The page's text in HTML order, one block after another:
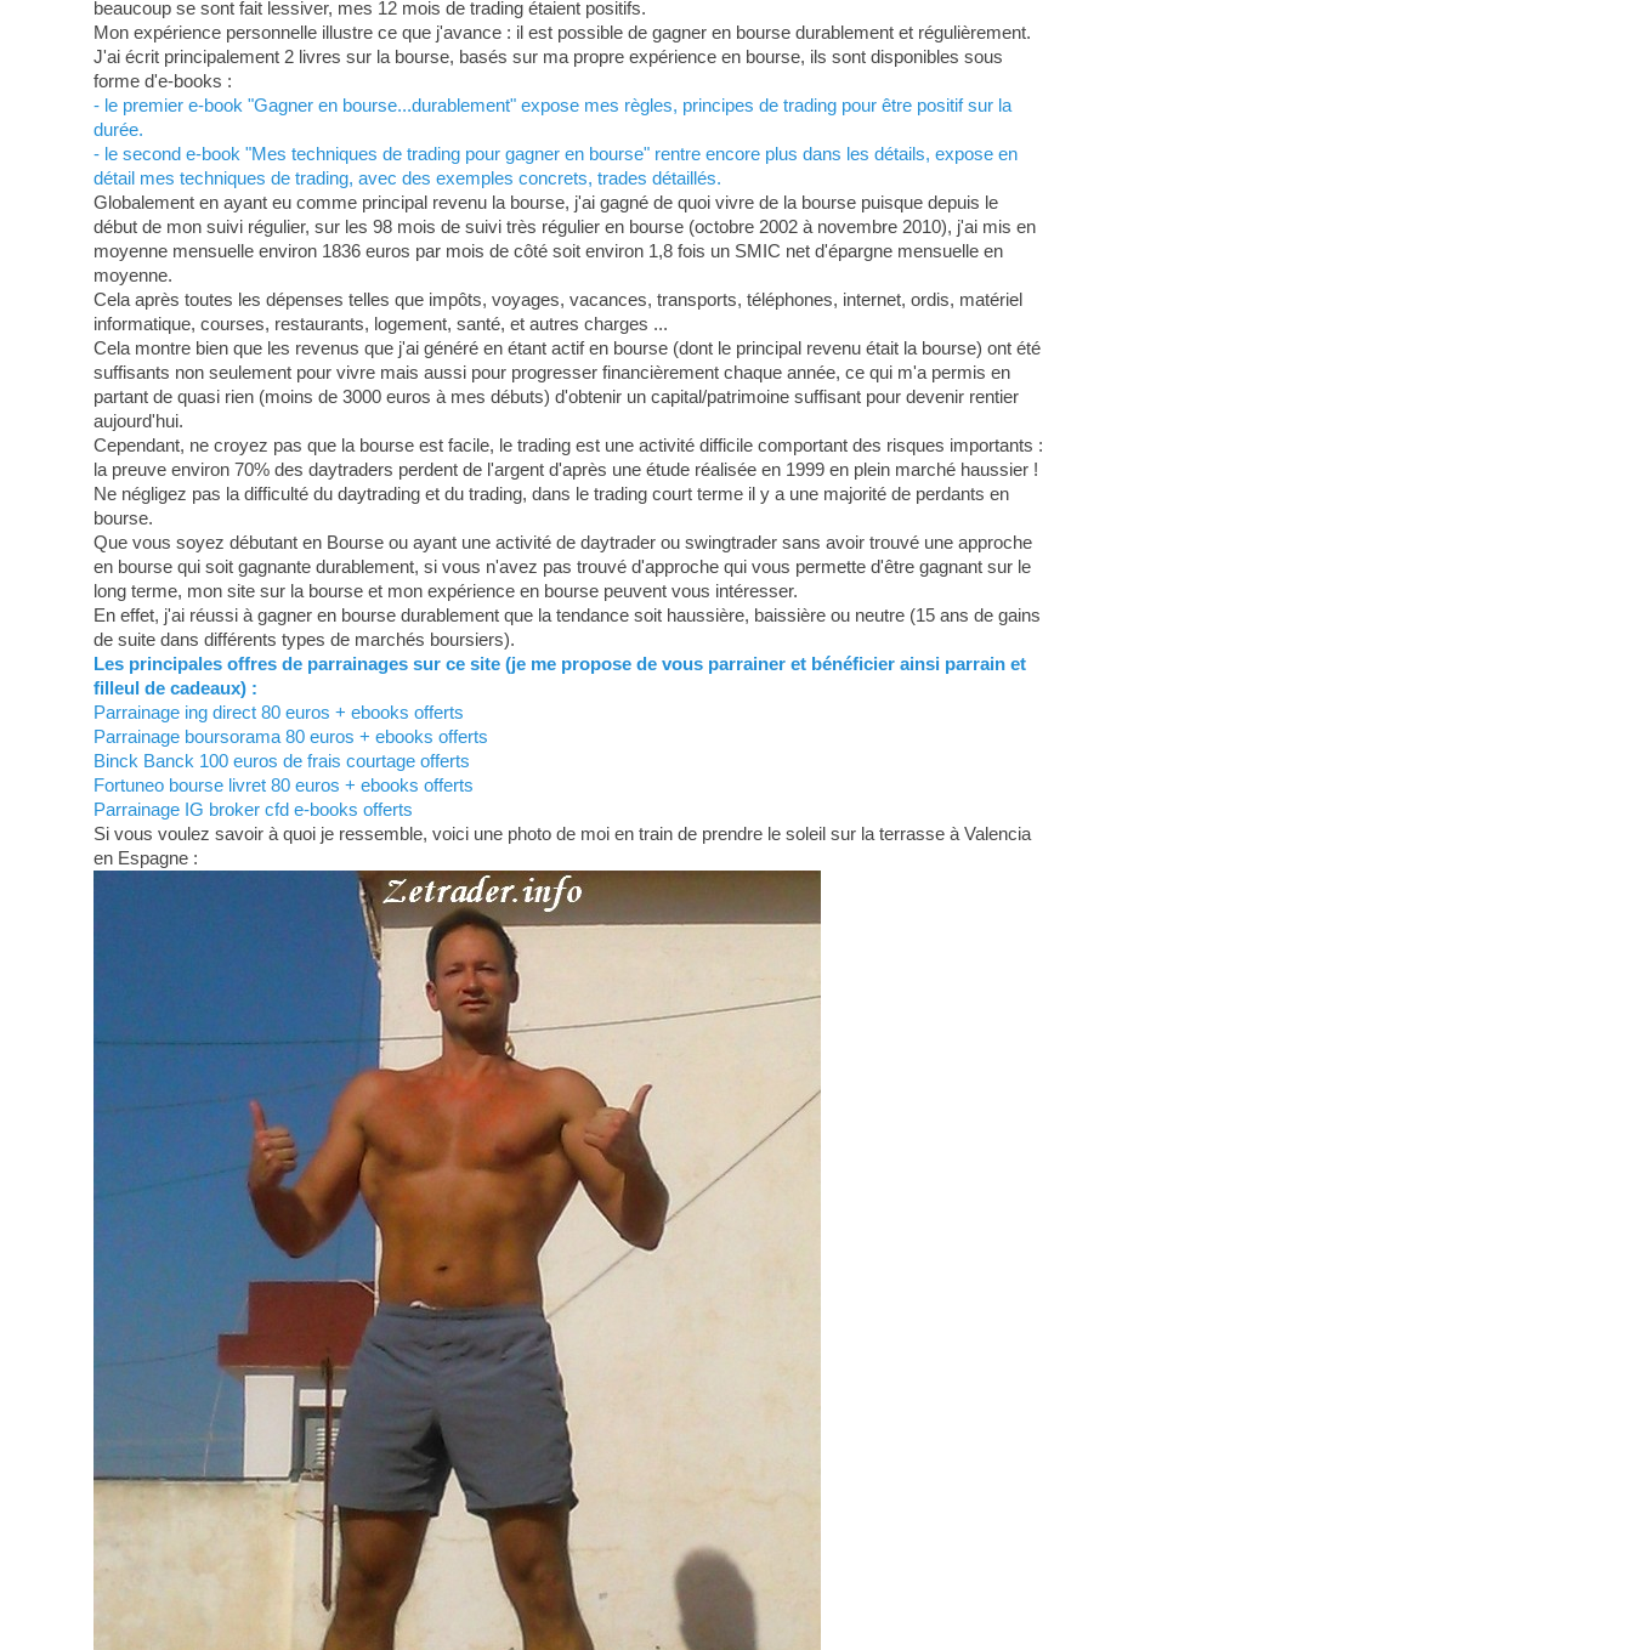
beaucoup se sont fait lessiver, mes 12 mois de trading étaient positifs.
Mon expérience personnelle illustre ce que j'avance : il est possible de gagner en bourse durablement et régulièrement.
J'ai écrit principalement 2 livres sur la bourse, basés sur ma propre expérience en bourse, ils sont disponibles sous
forme d'e-books :
- le premier e-book "Gagner en bourse...durablement" expose mes règles, principes de trading pour être positif sur la
durée.
- le second e-book "Mes techniques de trading pour gagner en bourse" rentre encore plus dans les détails, expose en
détail mes techniques de trading, avec des exemples concrets, trades détaillés.
Globalement en ayant eu comme principal revenu la bourse, j'ai gagné de quoi vivre de la bourse puisque depuis le
début de mon suivi régulier, sur les 98 mois de suivi très régulier en bourse (octobre 2002 à novembre 2010), j'ai mis en
moyenne mensuelle environ 1836 euros par mois de côté soit environ 1,8 fois un SMIC net d'épargne mensuelle en
moyenne.
Cela après toutes les dépenses telles que impôts, voyages, vacances, transports, téléphones, internet, ordis, matériel
informatique, courses, restaurants, logement, santé, et autres charges ...
Cela montre bien que les revenus que j'ai généré en étant actif en bourse (dont le principal revenu était la bourse) ont été
suffisants non seulement pour vivre mais aussi pour progresser financièrement chaque année, ce qui m'a permis en
partant de quasi rien (moins de 3000 euros à mes débuts) d'obtenir un capital/patrimoine suffisant pour devenir rentier
aujourd'hui.
Cependant, ne croyez pas que la bourse est facile, le trading est une activité difficile comportant des risques importants :
la preuve environ 70% des daytraders perdent de l'argent d'après une étude réalisée en 1999 en plein marché haussier !
Ne négligez pas la difficulté du daytrading et du trading, dans le trading court terme il y a une majorité de perdants en
bourse.
Que vous soyez débutant en Bourse ou ayant une activité de daytrader ou swingtrader sans avoir trouvé une approche
en bourse qui soit gagnante durablement, si vous n'avez pas trouvé d'approche qui vous permette d'être gagnant sur le
long terme, mon site sur la bourse et mon expérience en bourse peuvent vous intéresser.
En effet, j'ai réussi à gagner en bourse durablement que la tendance soit haussière, baissière ou neutre (15 ans de gains
de suite dans différents types de marchés boursiers).
Les principales offres de parrainages sur ce site (je me propose de vous parrainer et bénéficier ainsi parrain et
filleul de cadeaux) :
Parrainage ing direct 80 euros + ebooks offerts
Parrainage boursorama 80 euros + ebooks offerts
Binck Banck 100 euros de frais courtage offerts
Fortuneo bourse livret 80 euros + ebooks offerts
Parrainage IG broker cfd e-books offerts
Si vous voulez savoir à quoi je ressemble, voici une photo de moi en train de prendre le soleil sur la terrasse à Valencia
en Espagne :